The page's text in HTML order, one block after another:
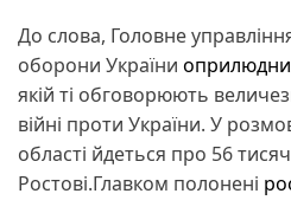
До слова, Головне
оборони України
якій ті обговорюють
війні проти України. У
області йдеться про 56
Ростові.Главком полонені